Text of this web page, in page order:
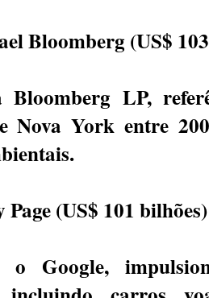
Bloomberg (US$
Bloomberg LP,
Nova York entre
(US$ 101 bilhões)
o Google,